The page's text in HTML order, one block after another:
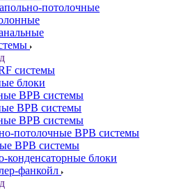
потолочные
системы
блоки
ВРВ системы
ВРВ системы
ВРВ системы
потолочные ВРВ системы
ВРВ системы
конденсаторные блоки
фанкойл